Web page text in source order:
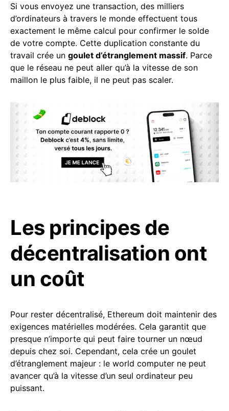
Si vous envoyez une transaction, des milliers
d’ordinateurs à travers le monde effectuent tous
exactement le même calcul pour confirmer le solde
de votre compte. Cette duplication constante du
travail crée un goulet d’étranglement massif. Parce
que le réseau ne peut aller qu’à la vitesse de son
maillon le plus faible, il ne peut pas scaler.
Les principes de
décentralisation ont
un coût
Pour rester décentralisé, Ethereum doit maintenir des
exigences matérielles modérées. Cela garantit que
presque n’importe qui peut faire tourner un nœud
depuis chez soi. Cependant, cela crée un goulet
d’étranglement majeur : le world computer ne peut
avancer qu’à la vitesse d’un seul ordinateur peu
puissant.